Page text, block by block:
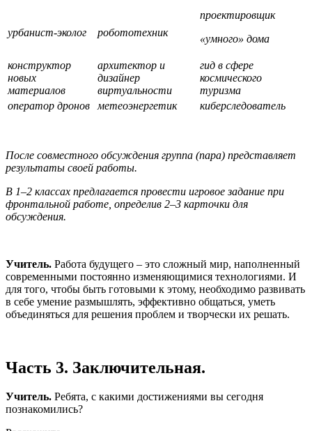
урбанист-эколог робототехник
проектировщик
«умного» дома
конструктор
новых
материалов
архитектор и
дизайнер
виртуальности
гид в сфере
космического
туризма
оператор дронов
метеоэнергетик киберследователь
После совместного обсуждения группа (пара) представляет
результаты своей работы.
В 1–2 классах предлагается провести игровое задание при
фронтальной работе, определив 2–3 карточки для
обсуждения.
Учитель. Работа будущего – это сложный мир, наполненный
современными постоянно изменяющимися технологиями. И
для того, чтобы быть готовыми к этому, необходимо развивать
в себе умение размышлять, эффективно общаться, уметь
объединяться для решения проблем и творчески их решать.
Часть 3. Заключительная.
Учитель. Ребята, с какими достижениями вы сегодня
познакомились?